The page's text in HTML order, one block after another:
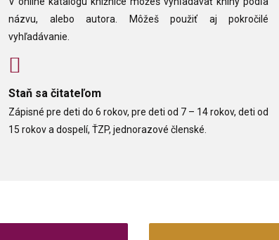
názvu, alebo autora. Môžeš použiť aj pokročilé
vyhľadávanie.
Staň sa čitateľom
Zápisné pre deti do 6 rokov, pre deti od 7 – 14 rokov, deti od
15 rokov a dospelí, ŤZP, jednorazové členské.